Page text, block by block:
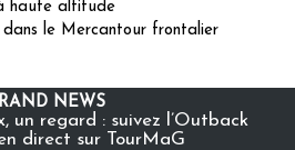
haute altitude
le Mercantour frontalier
NEWS
un regard : suivez l’Outback
direct sur TourMaG